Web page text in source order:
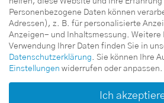
Fahrgestell mit
Transparente
Anzeigegeräte
Breite Achse für gute
Personenbezogene Daten können
Adressen), z. B. für personalisierte
Anzeigen- und Inhaltsmessung. Weitere
Verwendung Ihrer Daten finden Sie in
Datenschutzerklärung. Sie können Ihre
Einstellungen widerrufen oder anpassen.
Ich